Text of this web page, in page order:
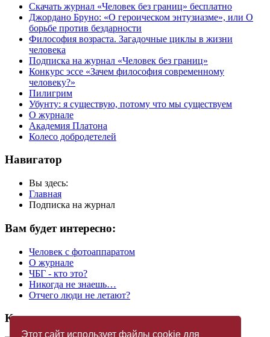
Этот сайт использует файлы cookie для
Скачать журнал «Человек без границ» бесплатно
Джордано Бруно: «О героическом энтузиазме», или О
борьбе против бездарности
Философия возраста. Загадочные циклы в жизни
человека
Подписка на журнал «Человек без границ»
Конкурс эссе «Зачем философия современному
человеку?»
Пилигрим
Убунту: я существую, потому что мы существуем
О журнале
Академия Платона
Колесо добродетелей
Навигатор
Вы здесь:
Главная
Подписка на журнал
Вам будет интересно:
Человек с фотоаппаратом
О журнале
ЧБГ - кто это?
Никогда не знаешь…
Отчего люди не летают?
Купить журнал